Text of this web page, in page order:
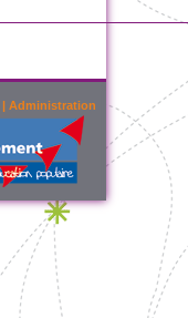
| Administration